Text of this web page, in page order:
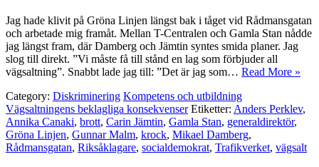
Jag hade klivit på Gröna Linjen längst bak i tåget vid Rådmansgatan
och arbetade mig framåt. Mellan T-Centralen och Gamla Stan nådde
jag längst fram, där Damberg och Jämtin syntes smida planer. Jag
slog till direkt. ”Vi måste få till stånd en lag som förbjuder all
vägsaltning”. Snabbt lade jag till: ”Det är jag som… Read More »
Category: Diskriminering Kompetens och utbildning
Vägsaltningens beklagliga konsekvenser Etiketter: Anders Perklev,
Annika Canaki, brott, Carin Jämtin, Gamla Stan, generaldirektör,
Gröna Linjen, Gunnar Malm, krock, Mikael Damberg,
Rådmansgatan, Riksåklagare, socialdemokrat, Trafikverket, vägsalt